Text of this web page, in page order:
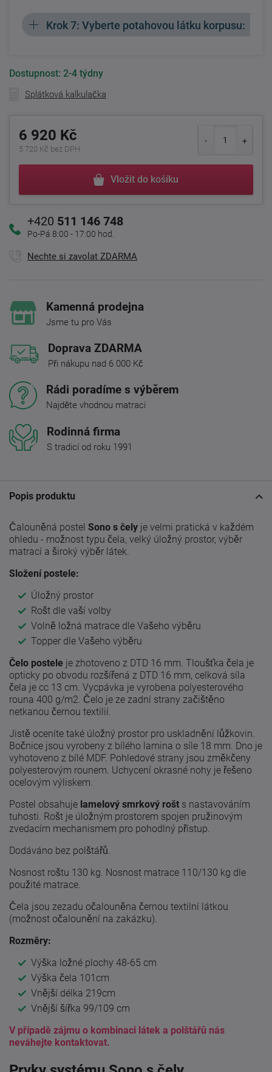
Krok 7: Vyberte potahovou látku korpusu:
Dostupnost: 2-4 týdny
Splátková kalkulačka
6 920 Kč
5 720 Kč bez DPH
Vložit do košíku
+420 511 146 748
Po-Pá 8:00 - 17:00 hod.
Nechte si zavolat ZDARMA
Kamenná prodejna
Jsme tu pro Vás
Doprava ZDARMA
Při nákupu nad 6 000 Kč
Rádi poradíme s výběrem
Najděte vhodnou matraci
Rodinná firma
S tradicí od roku 1991
Popis produktu
Čalouněná postel Sono s čely je velmi pratická v každém
ohledu - možnost typu čela, velký úložný prostor, výběr
matrací a široký výběr látek.
Složení postele:
Úložný prostor
Rošt dle vaší volby
Volně ložná matrace dle Vašeho výběru
Topper dle Vašeho výběru
Čelo postele je zhotoveno z DTD 16 mm. Tloušťka čela je
opticky po obvodu rozšířená z DTD 16 mm, celková síla
čela je cc 13 cm. Vycpávka je vyrobena polyesterového
rouna 400 g/m2. Čelo je ze zadní strany začištěno
netkanou černou textilií.
Jistě oceníte také úložný prostor pro uskladnění lůžkovin.
Bočnice jsou vyrobeny z bílého lamina o síle 18 mm. Dno je
vyhotoveno z bílé MDF. Pohledové strany jsou změkčeny
polyesterovým rounem. Uchycení okrasné nohy je řešeno
ocelovým výliskem.
Postel obsahuje lamelový smrkový rošt s nastavováním
tuhosti. Rošt je úložným prostorem spojen pružinovým
zvedacím mechanismem pro pohodlný přístup.
Dodáváno bez polštářů.
Nosnost roštu 130 kg. Nosnost matrace 110/130 kg dle
použité matrace.
Čela jsou zezadu očalouněna černou textilní látkou
(možnost očalounění na zakázku).
Rozměry:
Výška ložné plochy 48-65 cm
Výška čela 101cm
Vnější délka 219cm
Vnější šířka 99/109 cm
V případě zájmu o kombinaci látek a polštářů nás
neváhejte kontaktovat.